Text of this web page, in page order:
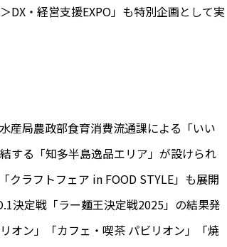
DX・経営支援EXPO」も特別企画として実
産局農政部食育消費流通課による「いい
する「知多半島逸品エリア」が設けられ
クラフトフェア in FOOD STYLE」も展開
決定戦「ラー麺王決定戦2025」の結果発
オン」「カフェ・喫茶 パビリオン」「焼